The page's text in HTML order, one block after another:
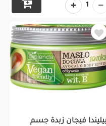
1
بيليندا فيجان زبدة جسم